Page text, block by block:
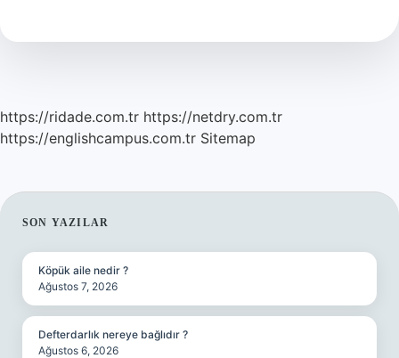
Yapar
https://ridade.com.tr https://netdry.com.tr
https://englishcampus.com.tr Sitemap
SIDEBAR
SON YAZILAR
Köpük aile nedir ?
Ağustos 7, 2026
Defterdarlık nereye bağlıdır ?
Ağustos 6, 2026